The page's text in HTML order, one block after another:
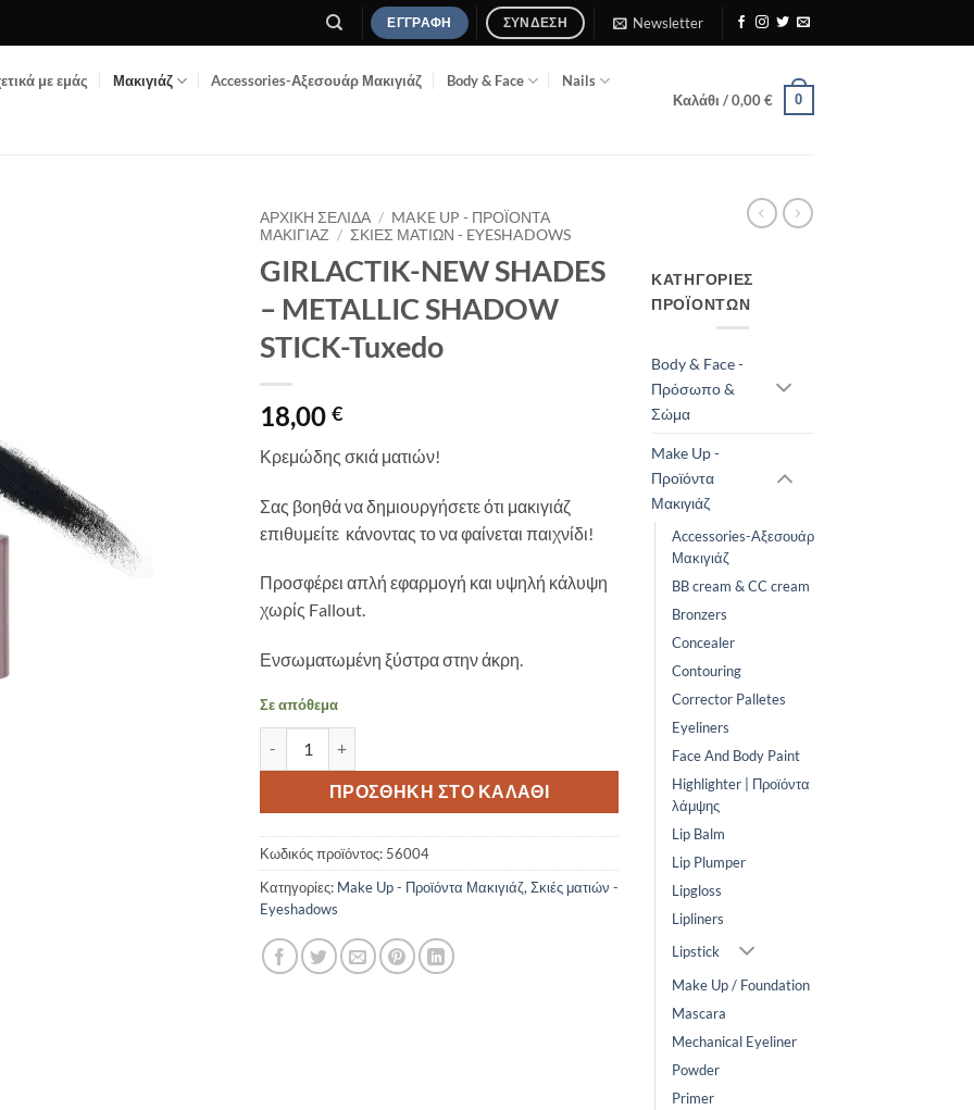
ΕΓΓΡΑΦΉ ΣΎΝΔΕΣΗ Newsletter
με εμάς Μακιγιάζ Accessories-Αξεσουάρ Μακιγιάζ Body & Face Nails
Καλάθι /0,00€ 0
ΑΡΧΙΚΉ ΣΕΛΊΔΑ / MAKE UP - ΠΡΟΪΌΝΤΑ
ΜΑΚΙΓΙΆΖ / ΣΚΙΈΣ ΜΑΤΙΏΝ - EYESHADOWS
GIRLACTIK-NEW SHADES
– METALLIC SHADOW
STICK-Tuxedo
18,00 €
Κρεμώδης σκιά ματιών!
Σας βοηθά να δημιουργήσετε ότι μακιγιάζ
επιθυμείτε κάνοντας το να φαίνεται παιχνίδι!
Προσφέρει απλή εφαρμογή και υψηλή κάλυψη
χωρίς Fallout.
Ενσωματωμένη ξύστρα στην άκρη.
Σε απόθεμα
GIRLACTIK-NEW SHADES – METALLIC SHADOW STICK-Tuxedo ποσότητα
ΠΡΟΣΘΉΚΗ ΣΤΟ ΚΑΛΆΘΙ
Κωδικός προϊόντος: 56004
Κατηγορίες: Make Up - Προϊόντα Μακιγιάζ, Σκιές ματιών -
Eyeshadows
ΚΑΤΗΓΟΡΊΕΣ
ΠΡΟΪΌΝΤΩΝ
Body & Face -
Πρόσωπο &
Σώμα
Make Up -
Προϊόντα
Μακιγιάζ
Accessories-Αξεσουάρ
Μακιγιάζ
BB cream & CC cream
Bronzers
Concealer
Contouring
Corrector Palletes
Eyeliners
Face And Body Paint
Highlighter | Προϊόντα
λάμψης
Lip Balm
Lip Plumper
Lipgloss
Lipliners
Lipstick
Make Up / Foundation
Mascara
Mechanical Eyeliner
Powder
Primer